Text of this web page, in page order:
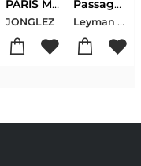
PARIS MECONNU
JONGLEZ
Passage Parijs
Leyman Dirk